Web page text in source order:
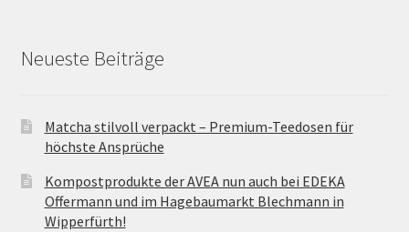
Neueste Beiträge
Matcha stilvoll verpackt – Premium-Teedosen für
höchste Ansprüche
Kompostprodukte der AVEA nun auch bei EDEKA
Offermann und im Hagebaumarkt Blechmann in
Wipperfürth!